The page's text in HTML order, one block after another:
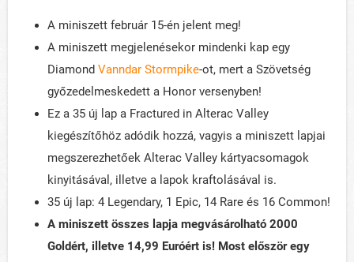
A miniszett február 15-én jelent meg!
A miniszett megjelenésekor mindenki kap egy
Diamond Vanndar Stormpike-ot, mert a Szövetség
győzedelmeskedett a Honor versenyben!
Ez a 35 új lap a Fractured in Alterac Valley
kiegészítőhöz adódik hozzá, vagyis a miniszett lapjai
megszerezhetőek Alterac Valley kártyacsomagok
kinyitásával, illetve a lapok kraftolásával is.
35 új lap: 4 Legendary, 1 Epic, 14 Rare és 16 Common!
A miniszett összes lapja megvásárolható 2000
Goldért, illetve 14,99 Euróért is! Most először egy